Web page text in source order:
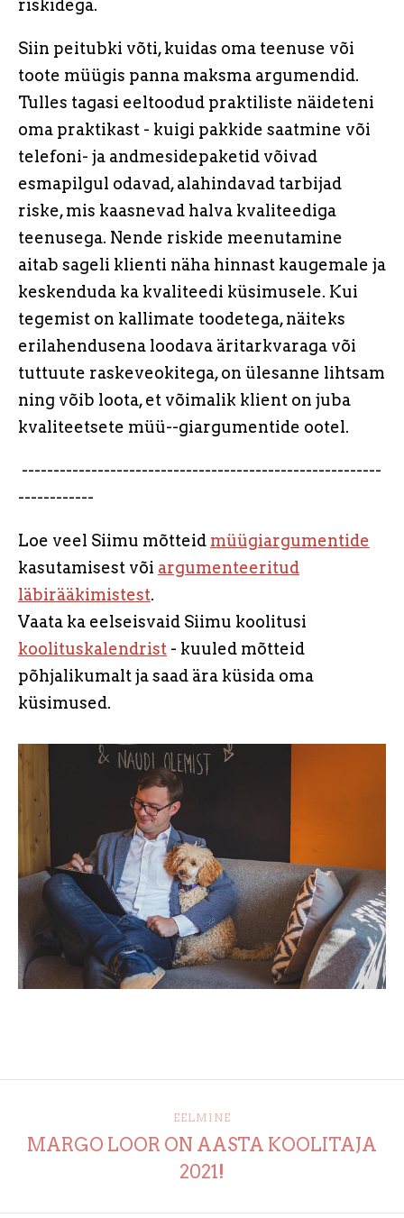
riskidega.
Siin peitubki võti, kuidas oma teenuse või
toote müügis panna maksma argumendid.
Tulles tagasi eeltoodud praktiliste näideteni
oma praktikast - kuigi pakkide saatmine või
telefoni- ja andmesidepaketid võivad
esmapilgul odavad, alahindavad tarbijad
riske, mis kaasnevad halva kvaliteediga
teenusega. Nende riskide meenutamine
aitab sageli klienti näha hinnast kaugemale ja
keskenduda ka kvaliteedi küsimusele. Kui
tegemist on kallimate toodetega, näiteks
erilahendusena loodava äritarkvaraga või
tuttuute raskeveokitega, on ülesanne lihtsam
ning võib loota, et võimalik klient on juba
kvaliteetsete müü--giargumentide ootel.
---------------------------------------------------------
------------
Loe veel Siimu mõtteid müügiargumentide
kasutamisest või argumenteeritud
läbirääkimistest.
Vaata ka eelseisvaid Siimu koolitusi
koolituskalendrist - kuuled mõtteid
põhjalikumalt ja saad ära küsida oma
küsimused.
EELMINE
MARGO LOOR ON AASTA KOOLITAJA
2021!